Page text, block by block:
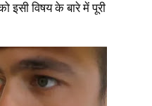
विषय के बारे में पूरी